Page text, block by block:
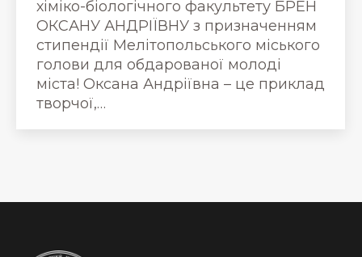
хіміко-біологічного факультету БРЕН
ОКСАНУ АНДРІЇВНУ з призначенням
стипендії Мелітопольського міського
голови для обдарованої молоді
міста! Оксана Андріївна – це приклад
творчої,…